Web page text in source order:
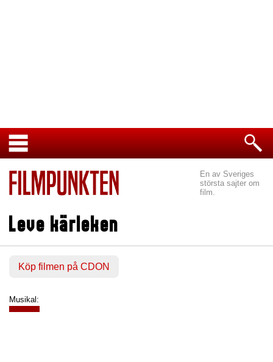
En av Sveriges
största sajter om
film.
Leve kärleken
Köp filmen på CDON
Musikal: